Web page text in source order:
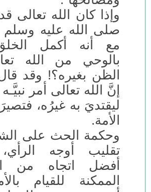
وإذا كان الله تعالى
صلى الله عليه وسلم
مع أنه أكمل
بالوحي من الله
الظن بغيره؟! وقد
إنَّ الله تعالى أمر
ليقتديَ به غيرُه،
الأمة.
وحكمة الحث على
تقليب أوجه الرأي،
أفضل اتجاه من
الممكنة للقيام